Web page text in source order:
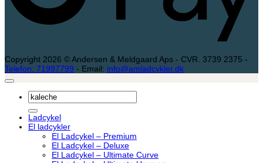
Copyright 2026 © Andersen & Meldgaard Aps - CVR. 3739 2375 -
Telefon: 71997799 - Email: info@amladcykler.dk
Søg
efter:
Ladcykel
El ladcykler
El Ladcykel – Premium
El Ladcykel – Deluxe
El Ladcykel – Ultimate Curve